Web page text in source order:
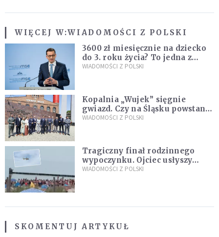
WIĘCEJ W:WIADOMOŚCI Z POLSKI
3600 zł miesięcznie na dziecko
do 3. roku życia? To jedna z
propozycji programu "Rozwój
WIADOMOŚCI Z POLSKI
Kopalnia „Wujek” sięgnie
gwiazd. Czy na Śląsku powstanie
„Dolina Krzemowa”?
WIADOMOŚCI Z POLSKI
Tragiczny finał rodzinnego
wypoczynku. Ojciec usłyszy
zarzuty
WIADOMOŚCI Z POLSKI
SKOMENTUJ ARTYKUŁ